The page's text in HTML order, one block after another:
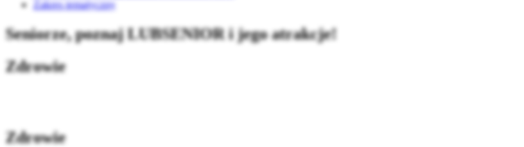
Zakres tematyczny
Seniorze, poznaj LUBSENIOR i jego atrakcje!
Zdrowie
Zdrowie